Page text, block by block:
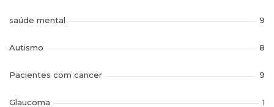
saúde mental 9
Autismo 8
Pacientes com cancer 9
Glaucoma 1